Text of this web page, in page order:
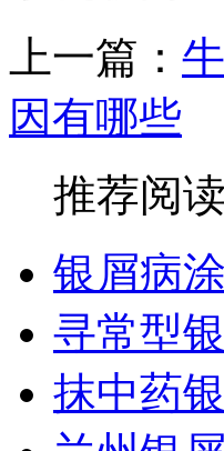
上一篇：
因有哪些
推荐阅读
银屑病
寻常型
抹中药